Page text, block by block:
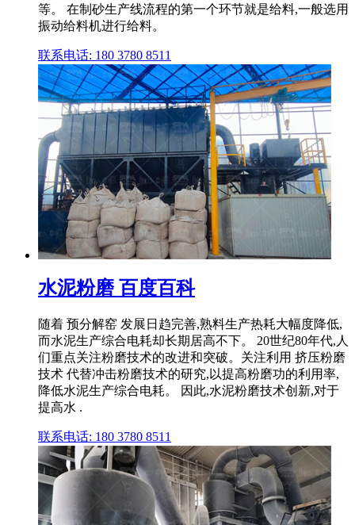
等。 在制砂生产线流程的第一个环节就是给料,一般选用
振动给料机进行给料。
联系电话: 180 3780 8511
水泥粉磨 百度百科
随着 预分解窑 发展日趋完善,熟料生产热耗大幅度降低,
而水泥生产综合电耗却长期居高不下。 20世纪80年代,人
们重点关注粉磨技术的改进和突破。关注利用 挤压粉磨
技术 代替冲击粉磨技术的研究,以提高粉磨功的利用率,
降低水泥生产综合电耗。 因此,水泥粉磨技术创新,对于
提高水 .
联系电话: 180 3780 8511